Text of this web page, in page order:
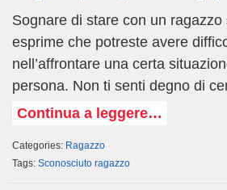
Sognare di stare con un ragazzo
esprime che potreste avere
nell’affrontare una certa
persona. Non ti senti degno di
Continua a leggere…
Categories: Ragazzo
Tags: Sconosciuto ragazzo